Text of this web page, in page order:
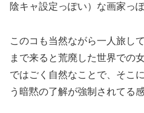
陰キャ設定っぽい）な画家っ
このコも当然ながら一人旅し
まで来ると荒廃した世界での
ではごく自然なことで、そこ
う暗黙の了解が強制されてる